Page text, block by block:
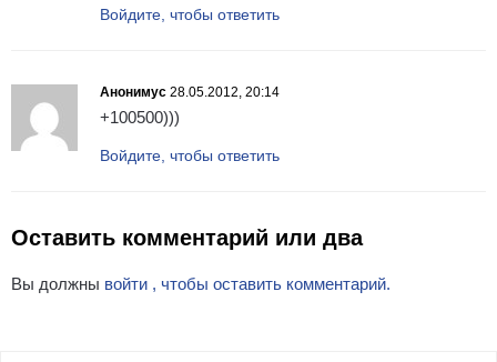
Войдите, чтобы ответить
Анонимус 28.05.2012, 20:14
+100500)))
Войдите, чтобы ответить
Оставить комментарий или два
Вы должны войти , чтобы оставить комментарий.